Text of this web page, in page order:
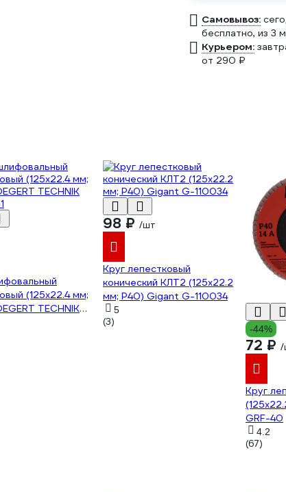
Самовывоз:
бесплатно, из 3
Курьером:
от 290 ₽
(125x22.4 мм;
TECHNIK
98 ₽ /шт
Круг лепестковый
конический КЛТ2 (125x22.2
мм; P40) Gigant G-110034
5
(3)
-44%
72 ₽ /
Круг
GRF-40
4.2
(67)